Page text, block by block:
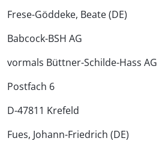
Frese-Göddeke, Beate (DE)
Babcock-BSH AG
vormals Büttner-Schilde-Hass AG
Postfach 6
D-47811 Krefeld
Fues, Johann-Friedrich (DE)